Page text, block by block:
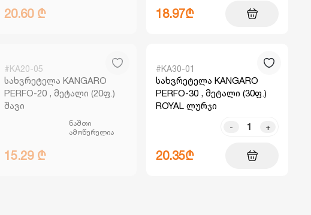
20.60 ₾ 18.97₾
#KA20-05
სახვრეტელა KANGARO
PERFO-20 , მეტალი (20ფ.)
შავი
ნაშთი
ამოწურულია
15.29 ₾
#KA30-01
სახვრეტელა KANGARO
PERFO-30 , მეტალი (30ფ.)
ROYAL ლურჯი
- +
20.35₾